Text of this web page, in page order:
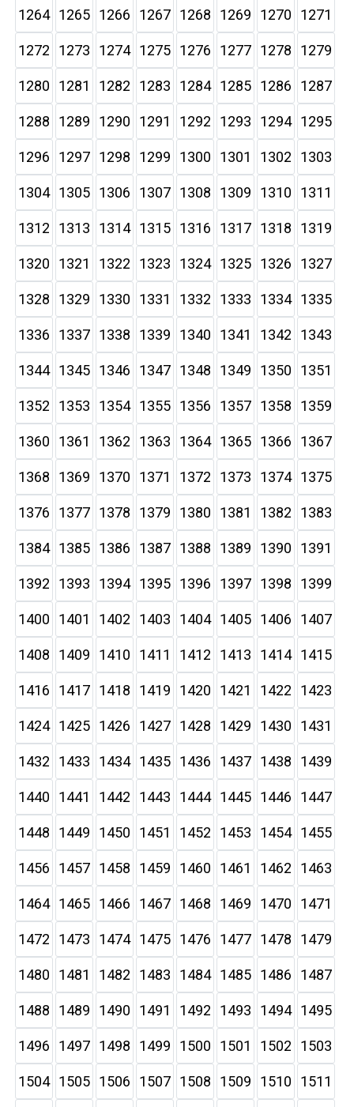
1264 1265 1266 1267 1268 1269 1270 1271
1272 1273 1274 1275 1276 1277 1278 1279
1280 1281 1282 1283 1284 1285 1286 1287
1288 1289 1290 1291 1292 1293 1294 1295
1296 1297 1298 1299 1300 1301 1302 1303
1304 1305 1306 1307 1308 1309 1310 1311
1312 1313 1314 1315 1316 1317 1318 1319
1320 1321 1322 1323 1324 1325 1326 1327
1328 1329 1330 1331 1332 1333 1334 1335
1336 1337 1338 1339 1340 1341 1342 1343
1344 1345 1346 1347 1348 1349 1350 1351
1352 1353 1354 1355 1356 1357 1358 1359
1360 1361 1362 1363 1364 1365 1366 1367
1368 1369 1370 1371 1372 1373 1374 1375
1376 1377 1378 1379 1380 1381 1382 1383
1384 1385 1386 1387 1388 1389 1390 1391
1392 1393 1394 1395 1396 1397 1398 1399
1400 1401 1402 1403 1404 1405 1406 1407
1408 1409 1410 1411 1412 1413 1414 1415
1416 1417 1418 1419 1420 1421 1422 1423
1424 1425 1426 1427 1428 1429 1430 1431
1432 1433 1434 1435 1436 1437 1438 1439
1440 1441 1442 1443 1444 1445 1446 1447
1448 1449 1450 1451 1452 1453 1454 1455
1456 1457 1458 1459 1460 1461 1462 1463
1464 1465 1466 1467 1468 1469 1470 1471
1472 1473 1474 1475 1476 1477 1478 1479
1480 1481 1482 1483 1484 1485 1486 1487
1488 1489 1490 1491 1492 1493 1494 1495
1496 1497 1498 1499 1500 1501 1502 1503
1504 1505 1506 1507 1508 1509 1510 1511